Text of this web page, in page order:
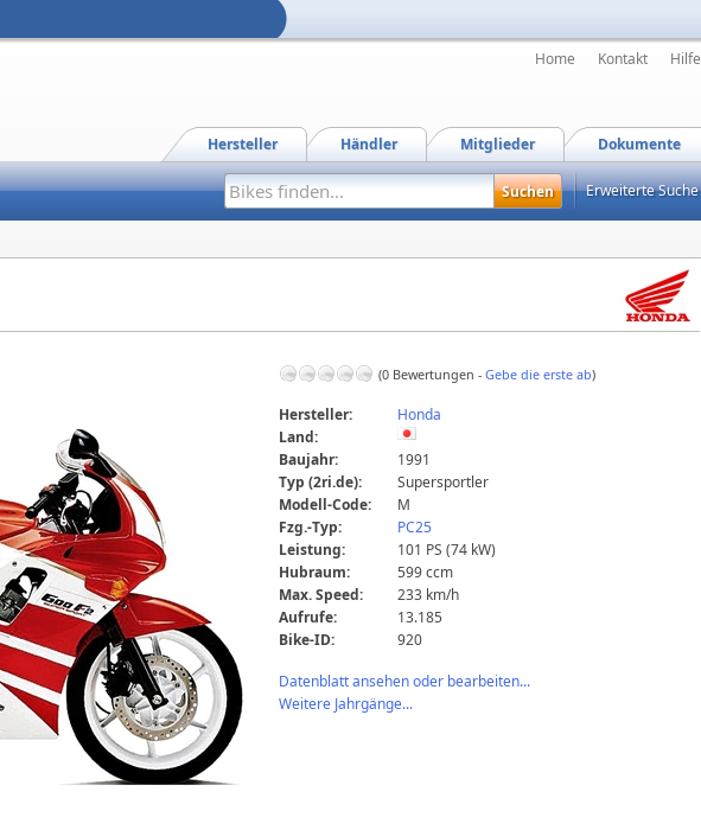
Home Kontakt Hilfe
Dokumente
Mitglieder
Händler
Hersteller
Erweiterte Suche
(0 Bewertungen - Gebe die erste ab)
Hersteller:
Honda
Land:
Baujahr:
1991
Typ (2ri.de):
Supersportler
Modell-Code:
M
Fzg.-Typ:
PC25
Leistung:
101 PS (74 kW)
Hubraum:
599 ccm
Max. Speed:
233 km/h
Aufrufe:
13.185
Bike-ID:
920
Datenblatt ansehen oder bearbeiten...
Weitere Jahrgänge...